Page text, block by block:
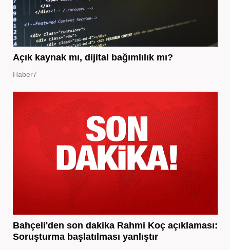
Açık kaynak mı, dijital bağımlılık mı?
Haber7
Bahçeli'den son dakika Rahmi Koç açıklaması:
Soruşturma başlatılması yanlıştır